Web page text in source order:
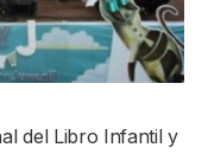
del Libro Infantil y